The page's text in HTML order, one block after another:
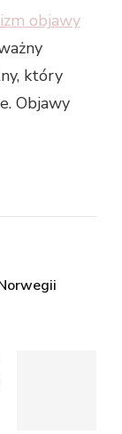
objawy
który
Objawy